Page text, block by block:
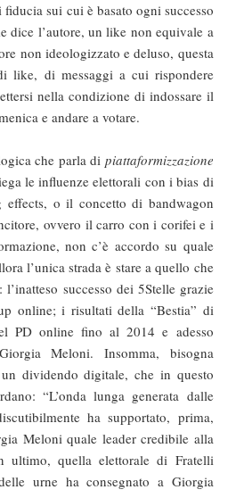
sui cui è basato ogni successo
dice l’autore, un like non equivale a
non ideologizzato e deluso, questa
like, di messaggi a cui rispondere
nella condizione di indossare il
e andare a votare.
che parla di piattaformizzazione
le influenze elettorali con i bias di
effects, o il concetto di bandwagon
ovvero il carro con i corifei e i
non c’è accordo su quale
l’unica strada è stare a quello che
successo dei 5Stelle grazie
online; i risultati della “Bestia” di
PD online fino al 2014 e adesso
Meloni. Insomma, bisogna
un dividendo digitale, che in questo
“L’onda lunga generata dalle
ha supportato, prima,
Meloni quale leader credibile alla
ultimo, quella elettorale di Fratelli
urne ha consegnato a Giorgia